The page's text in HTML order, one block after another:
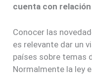
cuenta con
Conocer las
es relevante dar un
países sobre temas
Normalmente la ley